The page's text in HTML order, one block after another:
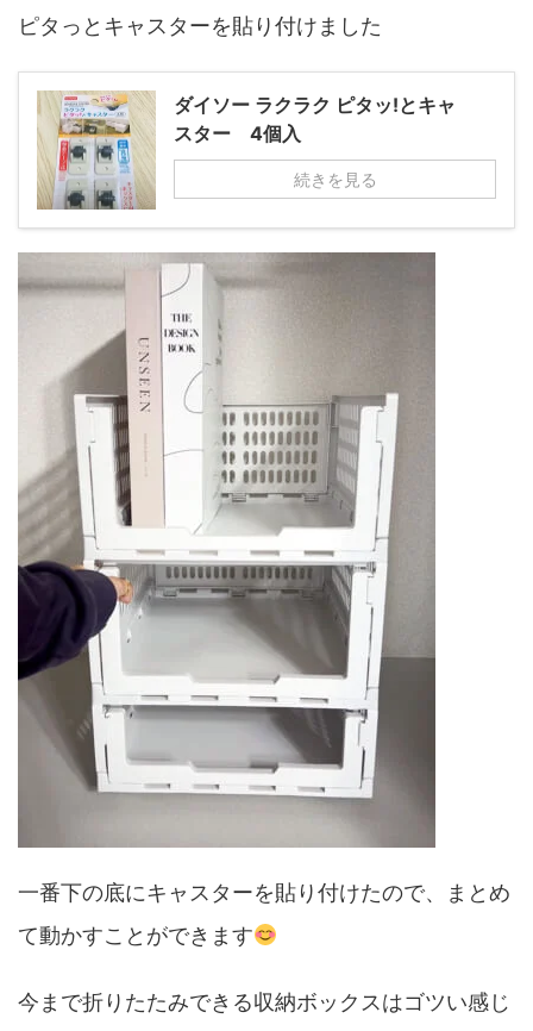
ピタっとキャスターを貼り付けました
ダイソー ラクラク ピタッ!とキャ
スター 4個入
続きを見る
一番下の底にキャスターを貼り付けたので、まとめ
て動かすことができます
今まで折りたたみできる収納ボックスはゴツい感じ